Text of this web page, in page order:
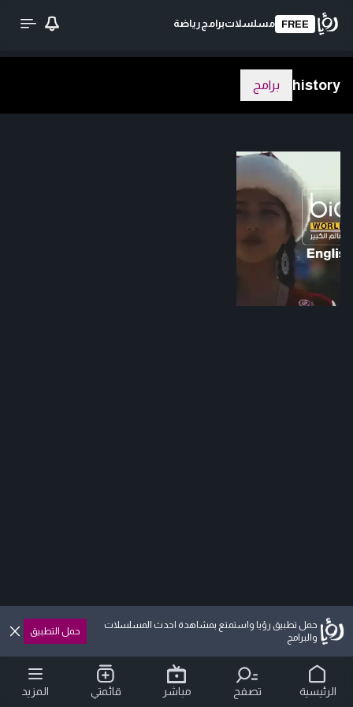
FREE مسلسلاتبرامج رياضة
history برامج
حمل تطبيق رؤيا واستمتع بمشاهدة احدث المسلسلات
والبرامج
حمل التطبيق
الرئيسية تصفح مباشر قائمتي المزيد